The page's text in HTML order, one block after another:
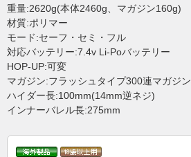
重量:2620g(本体2460g、マガジン160g)
材質:ポリマー
モード:セーフ・セミ・フル
対応バッテリー:7.4v Li-Poバッテリー
HOP-UP:可変
マガジン:フラッシュタイプ300連マガジン
ハイダー長:100mm(14mm逆ネジ)
インナーバレル長:275mm